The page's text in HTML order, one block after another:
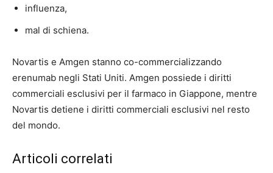
influenza,
mal di schiena.
Novartis e Amgen stanno co-commercializzando
erenumab negli Stati Uniti. Amgen possiede i diritti
commerciali esclusivi per il farmaco in Giappone, mentre
Novartis detiene i diritti commerciali esclusivi nel resto
del mondo.
Articoli correlati